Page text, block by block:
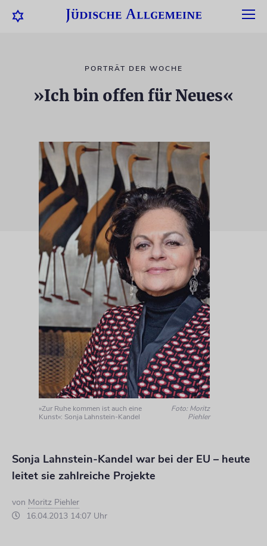
PORTRÄT DER WOCHE
»Ich bin offen für Neues«
»Zur Ruhe kommen ist auch eine
Kunst«: Sonja Lahnstein-Kandel
Foto: Moritz
Piehler
Sonja Lahnstein-Kandel war bei der EU – heute
leitet sie zahlreiche Projekte
von Moritz Piehler
16.04.2013 14:07 Uhr